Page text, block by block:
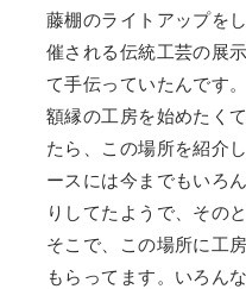
藤棚のライトアップを
催される伝統工芸の展
て手伝っていたんです
額縁の工房を始めたく
たら、この場所を紹介
ースには今までもいろ
りしてたようで、その
そこで、この場所に工
もらってます。いろん